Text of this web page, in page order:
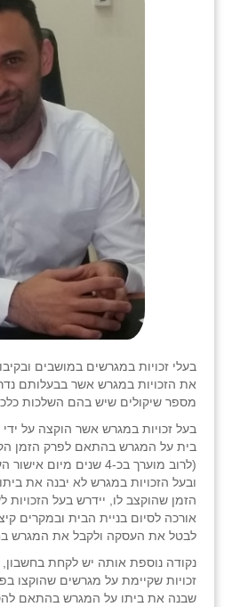
בעלי זכויות במגרשים במושבים
את הזכויות במגרש אשר בבעלותם
מספר שיקולים שיש בהם השלכות
בעל זכויות במגרש אשר הוקצה על
בית על המגרש בהתאם לפרק הזמן
(לרוב מוערך בכ-4 שנים
ובעל הזכויות במגרש לא יבנה את
הזמן שהוקצב לו, יידרש בעל הזכויות
אורכה לסיום בניית הבית ובמקרים
לבטל את העסקה ולקבל את המגרש
נקודה נוספת אותה יש לקחת
זכויות שקיימת על מגרשים שהוקצו
שבנה את ביתו על המגרש בהתאם
דקל
הדר עם
חבצלת השרון
חמרה
חרב לאת
יבול (מורג)